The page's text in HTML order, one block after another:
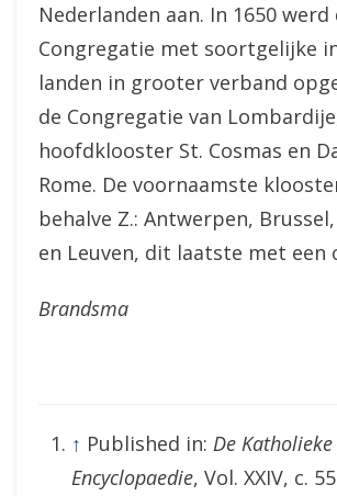
Nederlanden aan. In 1650 werd
Congregatie met soortgelijke
landen in grooter verband
de Congregatie van
hoofdklooster St. Cosmas en
Rome. De voornaamste
behalve Z.: Antwerpen,
en Leuven, dit laatste met een
Brandsma
↑ Published in: De Katholieke
Encyclopaedie, Vol. XXIV, c.